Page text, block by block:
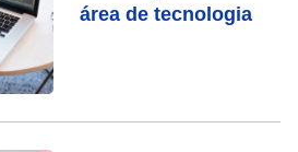
área de tecnologia